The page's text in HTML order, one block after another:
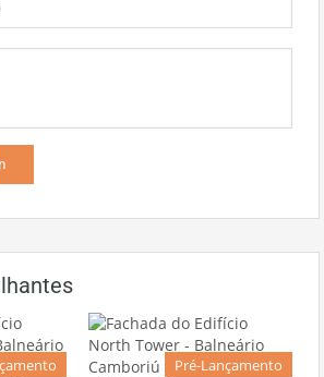
Pré-Lançamento